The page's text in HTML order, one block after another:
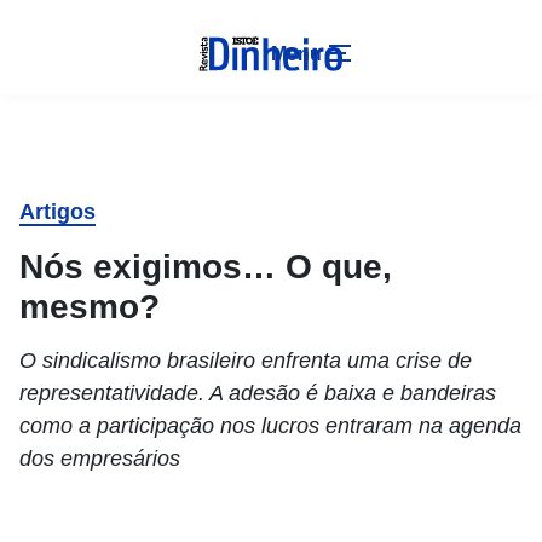
Menu
Artigos
Nós exigimos… O que,
mesmo?
O sindicalismo brasileiro enfrenta uma crise de
representatividade. A adesão é baixa e bandeiras
como a participação nos lucros entraram na agenda
dos empresários